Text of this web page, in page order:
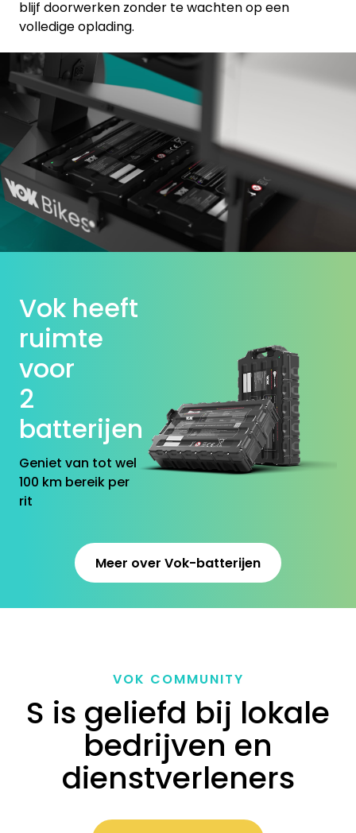
blijf doorwerken zonder te wachten op een
volledige oplading.
Vok heeft
ruimte
voor
2
batterijen
Geniet van tot wel
100 km bereik per
rit
Meer over Vok-batterijen
VOK COMMUNITY
S is geliefd bij lokale
bedrijven en
dienstverleners